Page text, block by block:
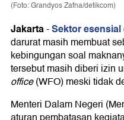
(Foto: Grandyos Zafna/detikcom)
Jakarta-Sektor
darurat masih membuat
kebingungan soal
tersebut masih diberi izin
office(WFO) meski tidak
Menteri Dalam Negeri